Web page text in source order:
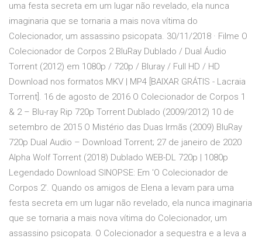
uma festa secreta em um lugar não revelado, ela nunca
imaginaria que se tornaria a mais nova vítima do
Colecionador, um assassino psicopata. 30/11/2018 · Filme O
Colecionador de Corpos 2 BluRay Dublado / Dual Áudio
Torrent (2012) em 1080p / 720p / Bluray / Full HD / HD
Download nos formatos MKV | MP4 [BAIXAR GRÁTIS - Lacraia
Torrent]. 16 de agosto de 2016 O Colecionador de Corpos 1
& 2 – Blu-ray Rip 720p Torrent Dublado (2009/2012) 10 de
setembro de 2015 O Mistério das Duas Irmãs (2009) BluRay
720p Dual Audio – Download Torrent; 27 de janeiro de 2020
Alpha Wolf Torrent (2018) Dublado WEB-DL 720p | 1080p
Legendado Download SINOPSE: Em 'O Colecionador de
Corpos 2'. Quando os amigos de Elena a levam para uma
festa secreta em um lugar não revelado, ela nunca imaginaria
que se tornaria a mais nova vítima do Colecionador, um
assassino psicopata. O Colecionador a sequestra e a leva a